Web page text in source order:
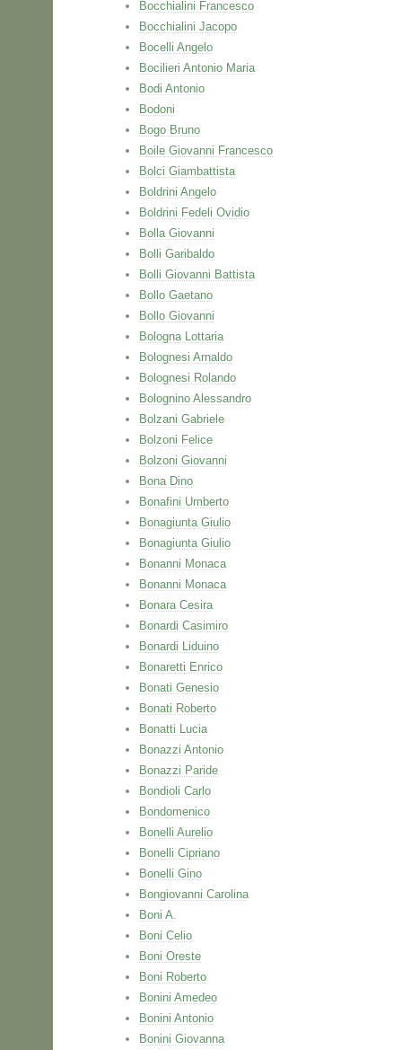
Bocchialini Francesco
Bocchialini Jacopo
Bocelli Angelo
Bocilieri Antonio Maria
Bodi Antonio
Bodoni
Bogo Bruno
Boile Giovanni Francesco
Bolci Giambattista
Boldrini Angelo
Boldrini Fedeli Ovidio
Bolla Giovanni
Bolli Garibaldo
Bolli Giovanni Battista
Bollo Gaetano
Bollo Giovanni
Bologna Lottaria
Bolognesi Arnaldo
Bolognesi Rolando
Bolognino Alessandro
Bolzani Gabriele
Bolzoni Felice
Bolzoni Giovanni
Bona Dino
Bonafini Umberto
Bonagiunta Giulio
Bonagiunta Giulio
Bonanni Monaca
Bonanni Monaca
Bonara Cesira
Bonardi Casimiro
Bonardi Liduino
Bonaretti Enrico
Bonati Genesio
Bonati Roberto
Bonatti Lucia
Bonazzi Antonio
Bonazzi Paride
Bondioli Carlo
Bondomenico
Bonelli Aurelio
Bonelli Cipriano
Bonelli Gino
Bongiovanni Carolina
Boni A.
Boni Celio
Boni Oreste
Boni Roberto
Bonini Amedeo
Bonini Antonio
Bonini Giovanna